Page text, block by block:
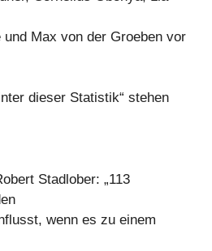
und Max von der Groeben vor
dieser Statistik“ stehen
Stadlober: „113
wenn es zu einem